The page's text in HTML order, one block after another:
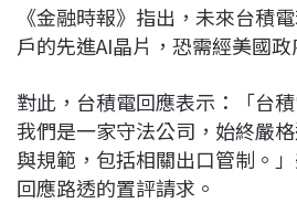
《金融時報》指出，未來台積
戶的先進AI晶片，恐需經美國政
對此，台積電回應表示：「台
我們是一家守法公司，始終嚴
與規範，包括相關出口管制。
回應路透的置評請求。